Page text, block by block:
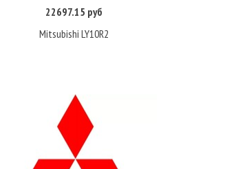
Купить
22697.15 руб
Mitsubishi LY10R2